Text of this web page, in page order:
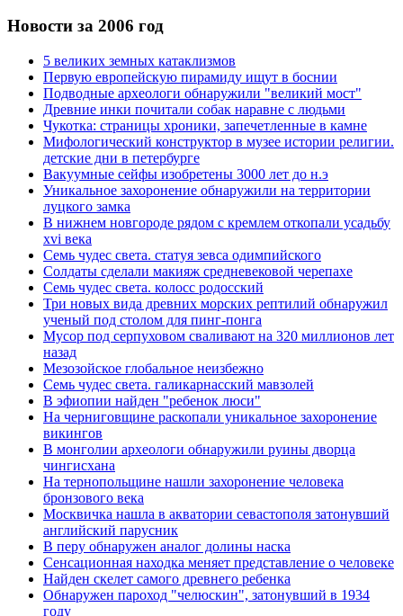
Новости за 2006 год
5 великих земных катаклизмов
Первую европейскую пирамиду ищут в боснии
Подводные археологи обнаружили "великий мост"
Древние инки почитали собак наравне с людьми
Чукотка: страницы хроники, запечетленные в камне
Мифологический конструктор в музее истории религии.
детские дни в петербурге
Вакуумные сейфы изобретены 3000 лет до н.э
Уникальное захоронение обнаружили на территории
луцкого замка
В нижнем новгороде рядом с кремлем откопали усадьбу
xvi века
Семь чудес света. статуя зевса одимпийского
Солдаты сделали макияж средневековой черепахе
Семь чудес света. колосс родосский
Три новых вида древних морских рептилий обнаружил
ученый под столом для пинг-понга
Мусор под cерпуховом сваливают на 320 миллионов лет
назад
Мезозойское глобальное неизбежно
Семь чудес света. галикарнасский мавзолей
В эфиопии найден "ребенок люси"
На черниговщине раскопали уникальное захоронение
викингов
В монголии археологи обнаружили руины дворца
чингисхана
На тернопольщине нашли захоронение человека
бронзового века
Москвичка нашла в акватории севастополя затонувший
английский парусник
В перу обнаружен аналог долины наска
Сенсационная находка меняет представление о человеке
Найден скелет самого древнего ребенка
Обнаружен пароход "челюскин", затонувший в 1934
году